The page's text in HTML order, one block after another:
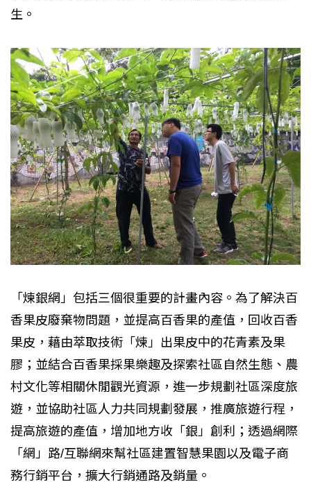
生。
「煉銀網」包括三個很重要的計畫內容。為了解決百
香果皮廢棄物問題，並提高百香果的產值，回收百香
果皮，藉由萃取技術「煉」出果皮中的花青素及果
膠；並結合百香果採果樂趣及探索社區自然生態、農
村文化等相關休閒觀光資源，進一步規劃社區深度旅
遊，並協助社區人力共同規劃發展，推廣旅遊行程，
提高旅遊的產值，增加地方收「銀」創利；透過網際
「網」路/互聯網來幫社區建置智慧果園以及電子商
務行銷平台，擴大行銷通路及銷量。